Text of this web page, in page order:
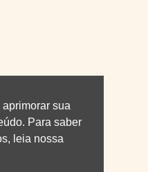
sua
Para saber
leia nossa